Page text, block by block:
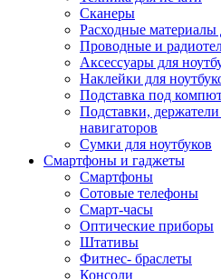
Сканеры
Расходные материалы
Проводные и
Аксессуары для
Наклейки для
Подставка под
Подставки,
навигаторов
Сумки для ноутбуков
Смартфоны и гаджеты
Смартфоны
Сотовые телефоны
Смарт-часы
Оптические приборы
Штативы
Фитнес- браслеты
Консоли